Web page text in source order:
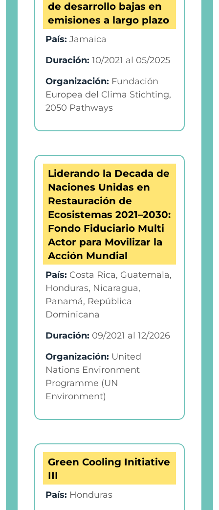
de desarrollo bajas en
emisiones a largo plazo
País: Jamaica
Duración: 10/2021 al 05/2025
Organización: Fundación
Europea del Clima Stichting,
2050 Pathways
Liderando la Decada de
Naciones Unidas en
Restauración de
Ecosistemas 2021–2030:
Fondo Fiduciario Multi
Actor para Movilizar la
Acción Mundial
País: Costa Rica, Guatemala,
Honduras, Nicaragua,
Panamá, República
Dominicana
Duración: 09/2021 al 12/2026
Organización: United
Nations Environment
Programme (UN
Environment)
Green Cooling Initiative
III
País: Honduras